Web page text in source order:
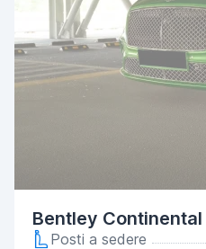
Bentley
Posti a sedere